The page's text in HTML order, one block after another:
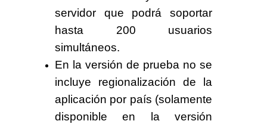
servidor que podrá soportar
hasta 200 usuarios
simultáneos.
En la versión de prueba no se
incluye regionalización de la
aplicación por país (solamente
disponible en la versión